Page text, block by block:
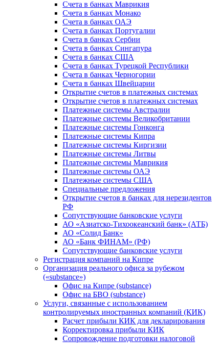
Счета в банках Маврикия
Счета в банках Монако
Счета в банках ОАЭ
Счета в банках Португалии
Счета в банках Сербии
Счета в банках Сингапура
Счета в банках США
Счета в банках Турецкой Республики
Счета в банках Черногории
Счета в банках Швейцарии
Открытие счетов в платежных системах
Открытие счетов в платежных системах
Платежные системы Австралии
Платежные системы Великобритании
Платежные системы Гонконга
Платежные системы Кипра
Платежные системы Киргизии
Платежные системы Литвы
Платежные системы Маврикия
Платежные системы ОАЭ
Платежные системы США
Специальные предложения
Открытие счетов в банках для нерезидентов
РФ
Сопутствующие банковские услуги
АО «Азиатско-Тихоокеанский банк» (АТБ)
АО «Солид Банк»
АО «Банк ФИНАМ» (РФ)
Сопутствующие банковские услуги
Регистрация компаний на Кипре
Организация реального офиса за рубежом
(«substance»)
Офис на Кипре (substance)
Офис на БВО (substance)
Услуги, связанные с использованием
контролируемых иностранных компаний (КИК)
Расчет прибыли КИК для декларирования
Корректировка прибыли КИК
Сопровождение подготовки налоговой